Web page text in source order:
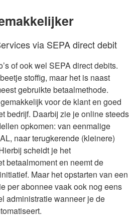
via SEPA direct debit
of ook wel SEPA direct debits.
stoffig, maar het is naast
gebruikte betaalmethode.
voor de klant en goed
bedrijf. Daarbij zie je online steeds
opkomen: van eenmalige
naar terugkerende (kleinere)
scheidt je het
betaalmoment en neemt de
Maar het opstarten van een
per abonnee vaak ook nog eens
administratie wanneer je de